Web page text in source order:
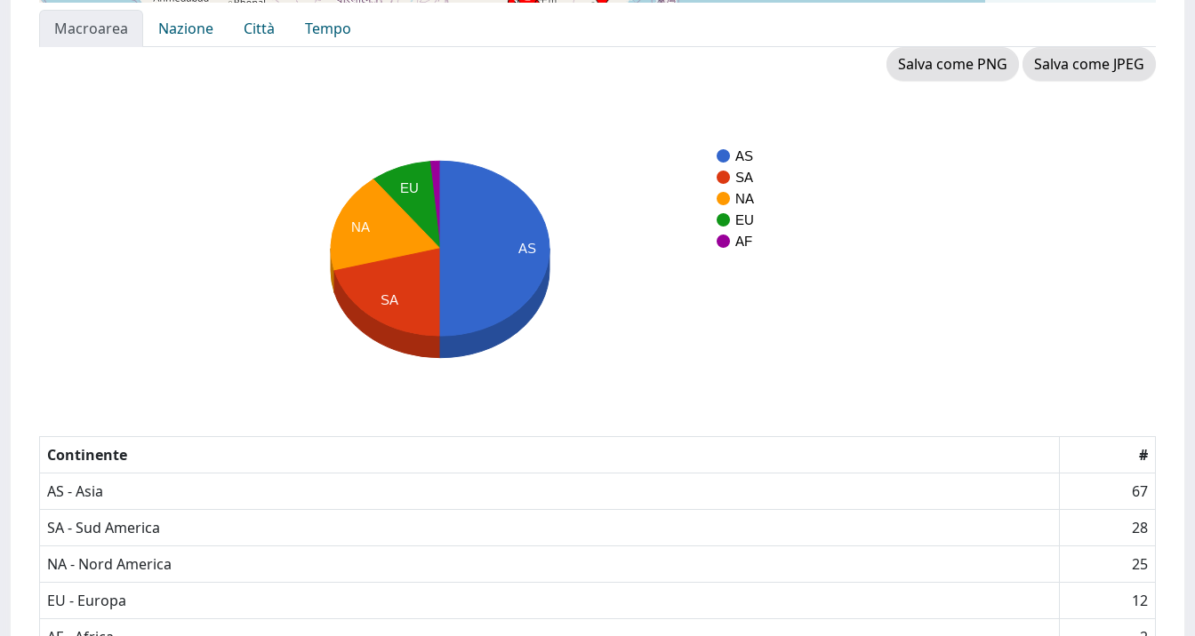
Macroarea Nazione Città
Tempo
Salva come PNG
Salva come JPEG
AS
SA
NA
EU
AF
EU
NA
SA
AS
Continente
#
AS - Asia
67
SA - Sud America
28
NA - Nord America
25
EU - Europa
12